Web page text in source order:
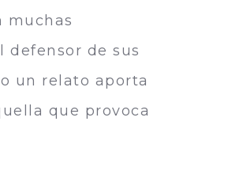
muchas
de sus
un relato aporta
que provoca